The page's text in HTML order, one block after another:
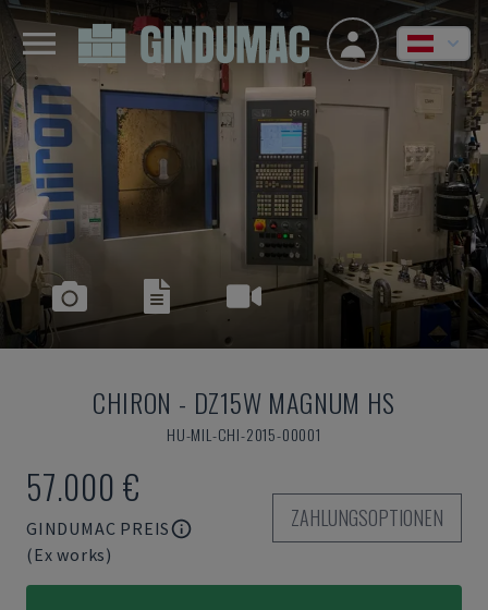
CHIRON - DZ15W MAGNUM HS
HU-MIL-CHI-2015-00001
57.000 €
GINDUMAC PREIS
(Ex works)
ZAHLUNGSOPTIONEN